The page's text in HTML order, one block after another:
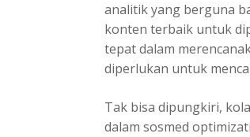
analitik yang berguna
konten terbaik untuk
tepat dalam
diperlukan untuk
Tak bisa dipungkiri,
dalam sosmed